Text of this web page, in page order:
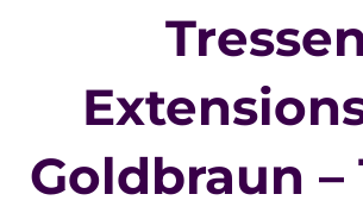
Goldbraun –